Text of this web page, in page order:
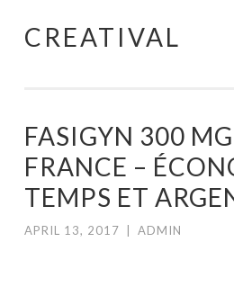
Skip
CREATIVAL
FASIGYN 300
FRANCE –
TEMPS ET
APRIL 13, 2017 ADMIN